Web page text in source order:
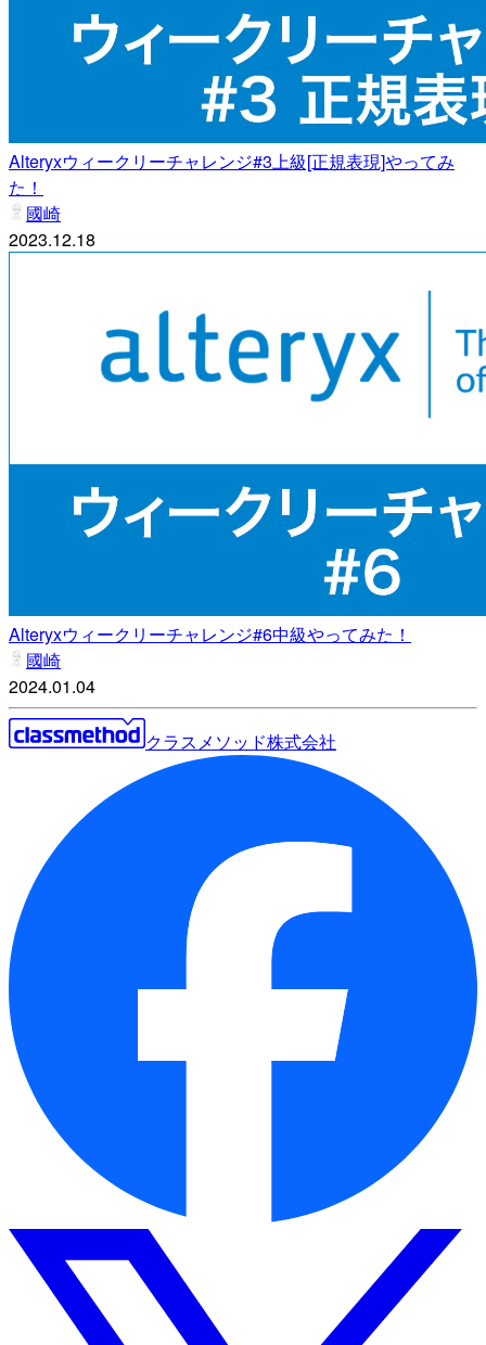
Alteryxウィークリーチャレンジ#3上級[正規表現]やってみ
た！
國崎
2023.12.18
Alteryxウィークリーチャレンジ#6中級やってみた！
國崎
2024.01.04
クラスメソッド株式会社